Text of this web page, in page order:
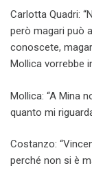
Carlotta Quadri:
però magari può
conoscete,
Mollica vorrebbe
Mollica: “A Mina
quanto mi
Costanzo:
perché non si è